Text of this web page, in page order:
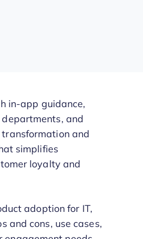
in-app guidance,
and
and
simplifies
loyalty and
adoption for IT,
and cons, use cases,